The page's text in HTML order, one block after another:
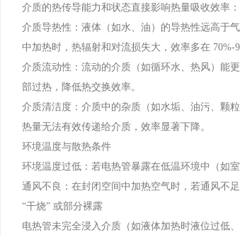
介质的热传导能力和状态直接影响热量吸收效率：
介质导热性：液体（如水、油）的导热性远高于
中加热时，热辐射和对流损失大，效率多在 70%-
介质流动性：流动的介质（如循环水、热风）能
部过热，降低热交换效率。
介质清洁度：介质中的杂质（如水垢、油污、颗
热量无法有效传递给介质，效率显著下降。
环境温度与散热条件
环境温度过低：若电热管暴露在低温环境中（如
通风不良：在封闭空间中加热空气时，若通风不
“干烧” 或部分裸露
电热管未完全浸入介质（如液体加热时液位过低